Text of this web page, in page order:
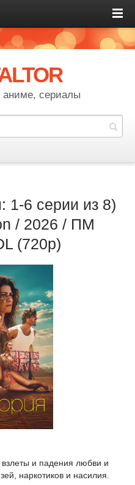
сериалы
1-6 серии из 8)
/ 2026 / ПМ
(720p)
взлеты и падения любви и
наркотиков и насилия.